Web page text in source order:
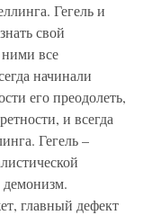
Гегель и
свой
все
начинали
его преодолеть,
и всегда
Гегель –
демонизм.
главный дефект